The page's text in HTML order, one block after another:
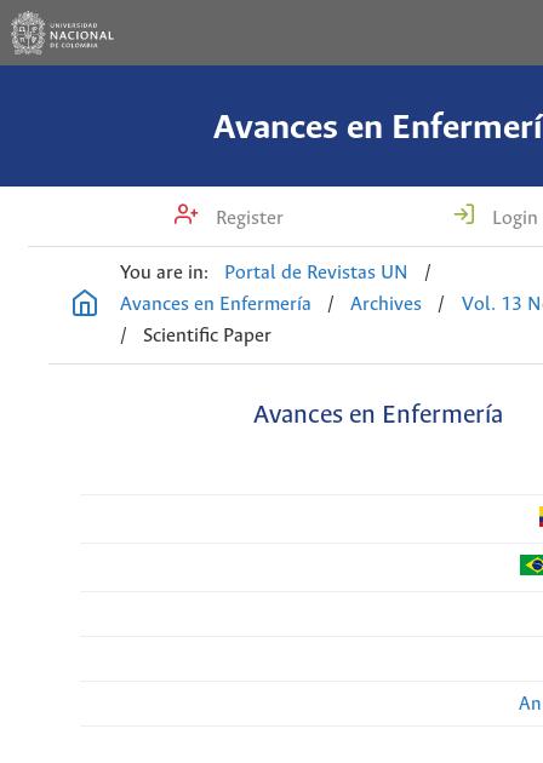
Avances en
Register Login
You are in: Portal de Revistas UN
/
Avances en Enfermería
/ Archives /
Vol. 13
/
Scientific Paper
Avances en Enfermería